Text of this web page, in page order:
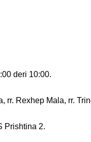
deri 10:00.
rr. Rexhep Mala, rr.
Prishtina 2.